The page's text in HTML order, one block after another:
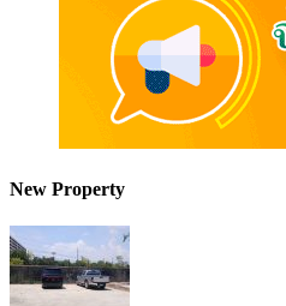
New Property